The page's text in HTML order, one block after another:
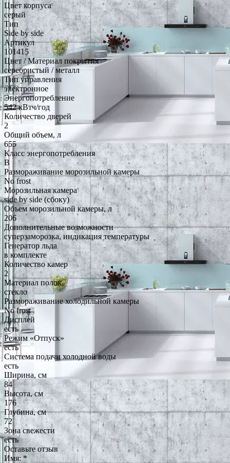
Цвет корпуса
серый
Тип
Side by side
Артикул
101415
Цвет / Материал покрытия
серебристый / металл
Тип управления
электронное
Энергопотребление
542 кВтч/год
Количество дверей
2
Общий объем, л
655
Класс энергопотребления
B
Размораживание морозильной камеры
No frost
Морозильная камера
side by side (сбоку)
Объем морозильной камеры, л
206
Дополнительные возможности
суперзаморозка, индикация температуры
Генератор льда
в комплекте
Количество камер
2
Материал полок
стекло
Размораживание холодильной камеры
No frost
Дисплей
есть
Режим «Отпуск»
есть
Система подачи холодной воды
есть
Ширина, см
84
Высота, см
176
Глубина, см
72
Зона свежести
есть
Оставьте отзыв
Имя:*